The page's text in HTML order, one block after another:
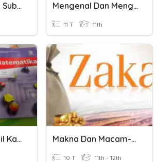
Makna HAM Dan Substansi HAM Mengenal Dan Menggunakan Email
11 T 11th
Jumlah Dan Hasil Kali Akar-Akar Pers Kuadrat Makna Dan Macam-Macam Zakat
10 T 11th - 12th